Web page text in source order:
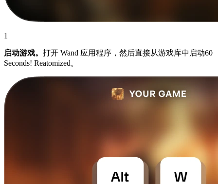
1
启动游戏。 打开 Wand 应用程序，然后直接从游戏库中启动60
Seconds! Reatomized。